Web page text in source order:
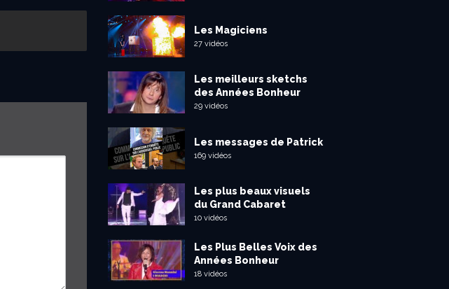
Les Magiciens
27 vidéos
Les meilleurs sketchs
des Années Bonheur
29 vidéos
Les messages de Patrick
169 vidéos
Les plus beaux visuels
du Grand Cabaret
10 vidéos
Les Plus Belles Voix des
Années Bonheur
18 vidéos